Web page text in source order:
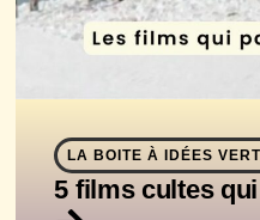
LA BOITE À IDÉES
5 films cultes